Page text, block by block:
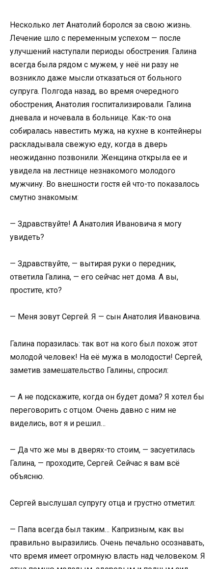
Несколько лет Анатолий боролся за свою жизнь.
Лечение шло с переменным успехом — после
улучшений наступали периоды обострения. Галина
всегда была рядом с мужем, у неё ни разу не
возникло даже мысли отказаться от больного
супруга. Полгода назад, во время очередного
обострения, Анатолия госпитализировали. Галина
дневала и ночевала в больнице. Как-то она
собиралась навестить мужа, на кухне в контейнеры
раскладывала свежую еду, когда в дверь
неожиданно позвонили. Женщина открыла ее и
увидела на лестнице незнакомого молодого
мужчину. Во внешности гостя ей что-то показалось
смутно знакомым:
— Здравствуйте! А Анатолия Ивановича я могу
увидеть?
— Здравствуйте, — вытирая руки о передник,
ответила Галина, — его сейчас нет дома. А вы,
простите, кто?
— Меня зовут Сергей. Я — сын Анатолия Ивановича.
Галина поразилась: так вот на кого был похож этот
молодой человек! На её мужа в молодости! Сергей,
заметив замешательство Галины, спросил:
— А не подскажите, когда он будет дома? Я хотел бы
переговорить с отцом. Очень давно с ним не
виделись, вот я и решил…
— Да что же мы в дверях-то стоим, — засуетилась
Галина, — проходите, Сергей. Сейчас я вам всё
объясню.
Сергей выслушал супругу отца и грустно отметил:
— Папа всегда был таким… Капризным, как вы
правильно выразились. Очень печально осознавать,
что время имеет огромную власть над человеком. Я